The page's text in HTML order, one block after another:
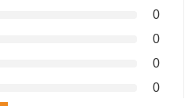
0
0
0
0